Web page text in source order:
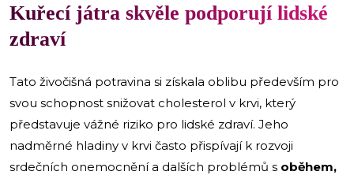
Kuřecí játra skvěle podporují lidské
zdraví
Tato živočišná potravina si získala oblibu především pro
svou schopnost snižovat cholesterol v krvi, který
představuje vážné riziko pro lidské zdraví. Jeho
nadměrné hladiny v krvi často přispívají k rozvoji
srdečních onemocnění a dalších problémů s oběhem,